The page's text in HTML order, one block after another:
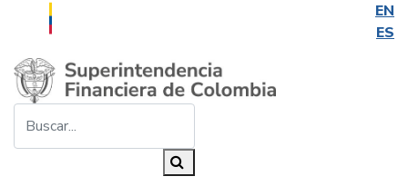
EN
ES
Saltar al contenido principal